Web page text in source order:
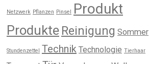
Netzwerk Pflanzen Pinsel Produkt
Produkte Reinigung Sommer
Stundenzettel Technik Technologie Tierhaar